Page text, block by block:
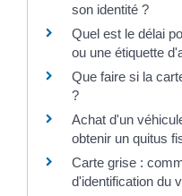
son identité ?
Quel est le délai
ou une étiquette
Que faire si la
?
Achat d'un
obtenir un quitus
Carte grise :
d'identification du